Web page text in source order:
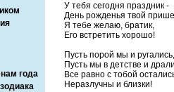
года
У тебя сегодня праздник -
День рожденья твой
Я тебе желаю, братик,
Его встретить хорошо!
Пусть порой мы и ругались,
Пусть мы в детстве и
Все равно с тобой
Неразлучны и близки!